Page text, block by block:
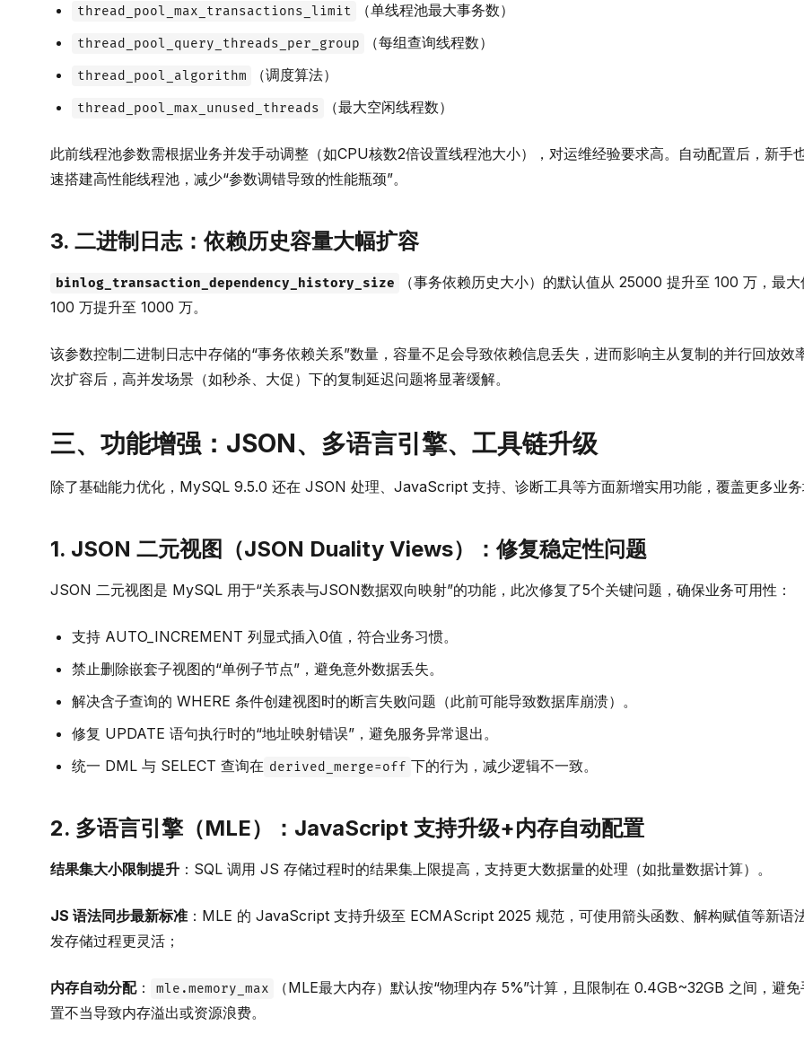
thread_pool_max_transactions_limit （单线程池最大事务数）
thread_pool_query_threads_per_group （每组查询线程数）
thread_pool_algorithm （调度算法）
thread_pool_max_unused_threads （最大空闲线程数）
此前线程池参数需根据业务并发手动调整（如CPU核数2倍设置线程池大小），对运维经验要求高。自动配置后，新手
速搭建高性能线程池，减少“参数调错导致的性能瓶颈”。
3. 二进制日志：依赖历史容量大幅扩容
binlog_transaction_dependency_history_size
（事务依赖历史大小）的默认值从 25000 提升至 100 万，最
100 万提升至 1000 万。
该参数控制二进制日志中存储的“事务依赖关系”数量，容量不足会导致依赖信息丢失，进而影响主从复制的并行回放效
次扩容后，高并发场景（如秒杀、大促）下的复制延迟问题将显著缓解。
三、功能增强：JSON、多语言引擎、工具链升级
除了基础能力优化，MySQL 9.5.0 还在 JSON 处理、JavaScript 支持、诊断工具等方面新增实用功能，覆盖更多业
1. JSON 二元视图（JSON Duality Views）：修复稳定性问题
JSON 二元视图是 MySQL 用于“关系表与JSON数据双向映射”的功能，此次修复了5个关键问题，确保业务可用性：
支持 AUTO_INCREMENT 列显式插入0值，符合业务习惯。
禁止删除嵌套子视图的“单例子节点”，避免意外数据丢失。
解决含子查询的 WHERE 条件创建视图时的断言失败问题（此前可能导致数据库崩溃）。
修复 UPDATE 语句执行时的“地址映射错误”，避免服务异常退出。
统一 DML 与 SELECT 查询在 derived_merge=off 下的行为，减少逻辑不一致。
2. 多语言引擎（MLE）：JavaScript 支持升级+内存自动配置
结果集大小限制提升 ：SQL 调用 JS 存储过程时的结果集上限提高，支持更大数据量的处理（如批量数据计算）。
JS 语法同步最新标准 ：MLE 的 JavaScript 支持升级至 ECMAScript 2025 规范，可使用箭头函数、解构赋值等新语
发存储过程更灵活；
内存自动分配： mle.memory_max
（MLE最大内存）默认按“物理内存 5%”计算，且限制在 0.4GB~32GB 之间，避
置不当导致内存溢出或资源浪费。